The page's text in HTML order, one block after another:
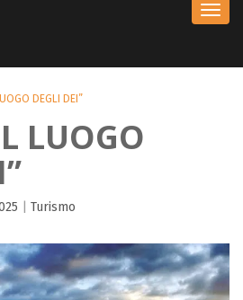
DEGLI DEI”
LUOGO
Turismo